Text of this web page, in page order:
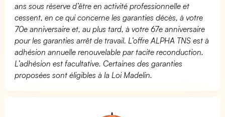
ans sous réserve d’être en activité professionnelle et
cessent, en ce qui concerne les garanties décès, à votre
70e anniversaire et, au plus tard, à votre 67e anniversaire
pour les garanties arrêt de travail. L’offre ALPHA TNS est à
adhésion annuelle renouvelable par tacite reconduction.
L’adhésion est facultative. Certaines des garanties
proposées sont éligibles à la Loi Madelin.